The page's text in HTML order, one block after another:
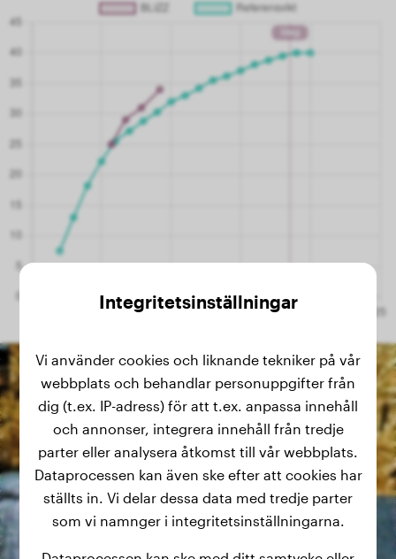
Integritetsinställningar
Vi använder cookies och liknande tekniker på vår
webbplats och behandlar personuppgifter från
dig (t.ex. IP-adress) för att t.ex. anpassa innehåll
och annonser, integrera innehåll från tredje
parter eller analysera åtkomst till vår webbplats.
Dataprocessen kan även ske efter att cookies har
ställts in. Vi delar dessa data med tredje parter
som vi namnger i integritetsinställningarna.